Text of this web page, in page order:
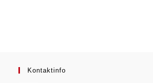
Kontaktinfo